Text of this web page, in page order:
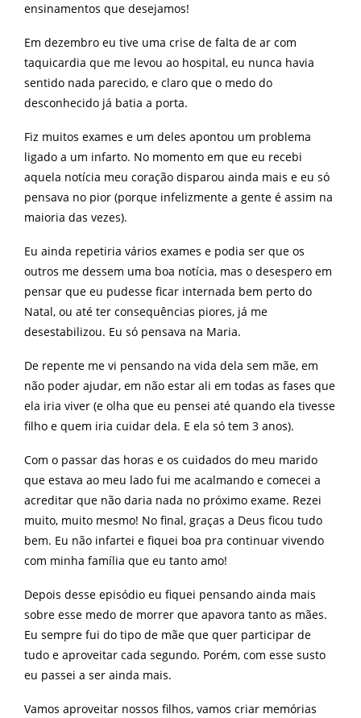
ensinamentos que desejamos!
Em dezembro eu tive uma crise de falta de ar com
taquicardia que me levou ao hospital, eu nunca havia
sentido nada parecido, e claro que o medo do
desconhecido já batia a porta.
Fiz muitos exames e um deles apontou um problema
ligado a um infarto. No momento em que eu recebi
aquela notícia meu coração disparou ainda mais e eu só
pensava no pior (porque infelizmente a gente é assim na
maioria das vezes).
Eu ainda repetiria vários exames e podia ser que os
outros me dessem uma boa notícia, mas o desespero em
pensar que eu pudesse ficar internada bem perto do
Natal, ou até ter consequências piores, já me
desestabilizou. Eu só pensava na Maria.
De repente me vi pensando na vida dela sem mãe, em
não poder ajudar, em não estar ali em todas as fases que
ela iria viver (e olha que eu pensei até quando ela tivesse
filho e quem iria cuidar dela. E ela só tem 3 anos).
Com o passar das horas e os cuidados do meu marido
que estava ao meu lado fui me acalmando e comecei a
acreditar que não daria nada no próximo exame. Rezei
muito, muito mesmo! No final, graças a Deus ficou tudo
bem. Eu não infartei e fiquei boa pra continuar vivendo
com minha família que eu tanto amo!
Depois desse episódio eu fiquei pensando ainda mais
sobre esse medo de morrer que apavora tanto as mães.
Eu sempre fui do tipo de mãe que quer participar de
tudo e aproveitar cada segundo. Porém, com esse susto
eu passei a ser ainda mais.
Vamos aproveitar nossos filhos, vamos criar memórias